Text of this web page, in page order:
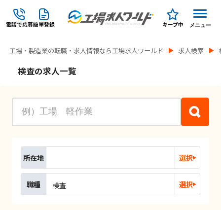
電話で応募簡単登録 キープ中 メニュー
工場・製造業の転職・求人情報なら工場求人ワールド 求人検索
検査の求人一覧
所在地 選択
職種 検査 選択